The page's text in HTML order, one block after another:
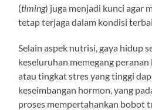
(timing) juga menjadi kunci agar
tetap terjaga dalam kondisi
Selain aspek nutrisi, gaya hidup
keseluruhan memegang
atau tingkat stres yang tinggi
keseimbangan hormon, yang
proses mempertahankan bobot